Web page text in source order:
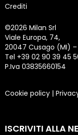
Crediti
©2026 Milan Srl
Viale Europa, 74,
20047 Cusago (MI)
Tel +39 02 90 39 45
P.Iva 03835660154
Cookie policy |
ISCRIVITI ALLA